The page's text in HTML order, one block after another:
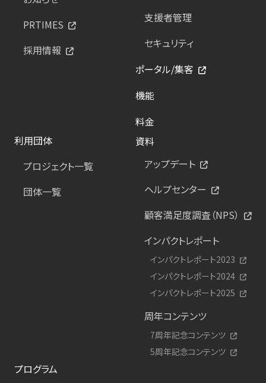
PRTIMES
採用情報
支援者管理
セキュリティ
ポータル/集客
機能
料金
利用団体
プロジェクト一覧
団体一覧
資料
アップデート
ヘルプセンター
顧客満足度調査（NPS）
インパクトレポート
インパクトレポート2023
インパクトレポート2024
インパクトレポート2025
周年コンテンツ
7周年記念コンテンツ
5周年記念コンテンツ
プログラム